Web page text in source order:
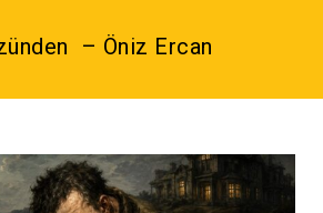
– Öniz Ercan